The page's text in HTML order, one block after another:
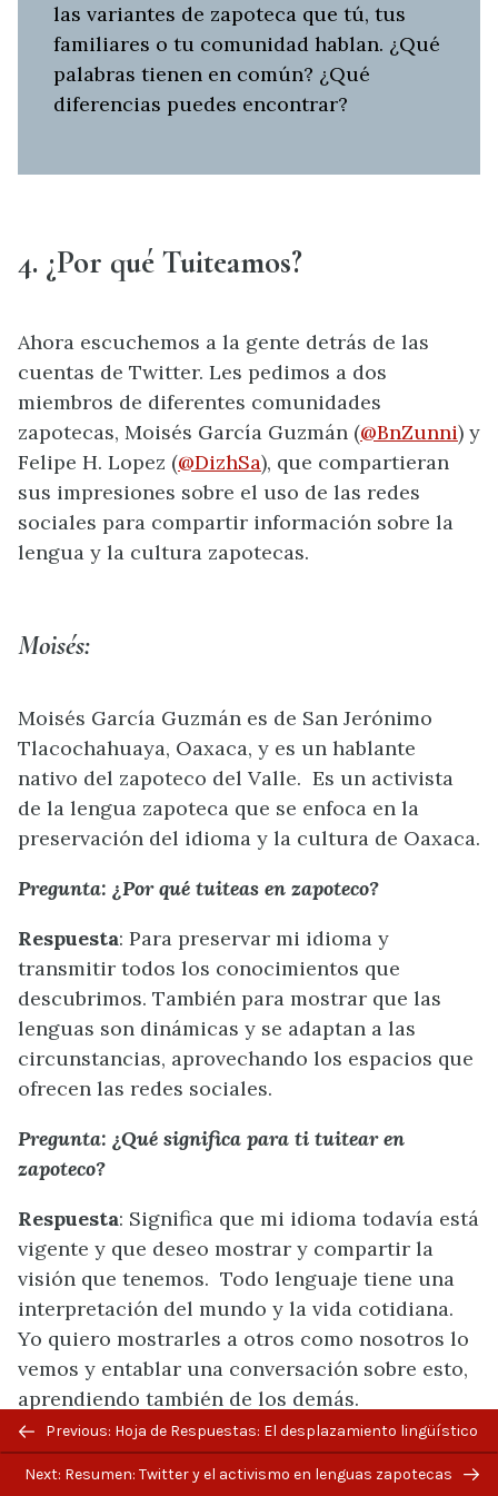
las variantes de zapoteca que tú, tus
familiares o tu comunidad hablan. ¿Qué
palabras tienen en común? ¿Qué
diferencias puedes encontrar?
4. ¿Por qué Tuiteamos?
Ahora escuchemos a la gente detrás de las
cuentas de Twitter. Les pedimos a dos
miembros de diferentes comunidades
zapotecas, Moisés García Guzmán (@BnZunni) y
Felipe H. Lopez (@DizhSa), que compartieran
sus impresiones sobre el uso de las redes
sociales para compartir información sobre la
lengua y la cultura zapotecas.
Moisés:
Moisés García Guzmán es de San Jerónimo
Tlacochahuaya, Oaxaca, y es un hablante
nativo del zapoteco del Valle. Es un activista
de la lengua zapoteca que se enfoca en la
preservación del idioma y la cultura de Oaxaca.
Pregunta: ¿Por qué tuiteas en zapoteco?
Respuesta: Para preservar mi idioma y
transmitir todos los conocimientos que
descubrimos. También para mostrar que las
lenguas son dinámicas y se adaptan a las
circunstancias, aprovechando los espacios que
ofrecen las redes sociales.
Pregunta: ¿Qué significa para ti tuitear en
zapoteco?
Respuesta: Significa que mi idioma todavía está
vigente y que deseo mostrar y compartir la
visión que tenemos. Todo lenguaje tiene una
interpretación del mundo y la vida cotidiana.
Yo quiero mostrarles a otros como nosotros lo
vemos y entablar una conversación sobre esto,
aprendiendo también de los demás.
Previous: Hoja de Respuestas: El desplazamiento lingüístico
Next: Resumen: Twitter y el activismo en lenguas zapotecas